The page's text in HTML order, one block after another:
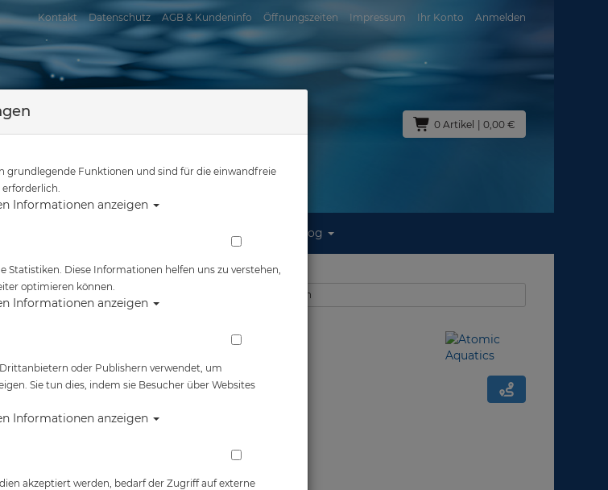
Kontakt Datenschutz AGB & Kundeninfo Öffnungszeiten Impressum Ihr Konto Anmelden
0 Artikel | 0,00 €
Reisen Blog
Blade Fins - Silber - Gr: M
Alle Artikel zeigen aus: Geräteflossen
Silber - Gr: M
€*
grundlegende Funktionen und sind für die einwandfreie
Informationen anzeigen
Statistiken. Diese Informationen helfen uns zu verstehen,
optimieren können.
Informationen anzeigen
oder Publishern verwendet, um
Sie tun dies, indem sie Besucher über Websites
Informationen anzeigen
akzeptiert werden, bedarf der Zugriff auf externe